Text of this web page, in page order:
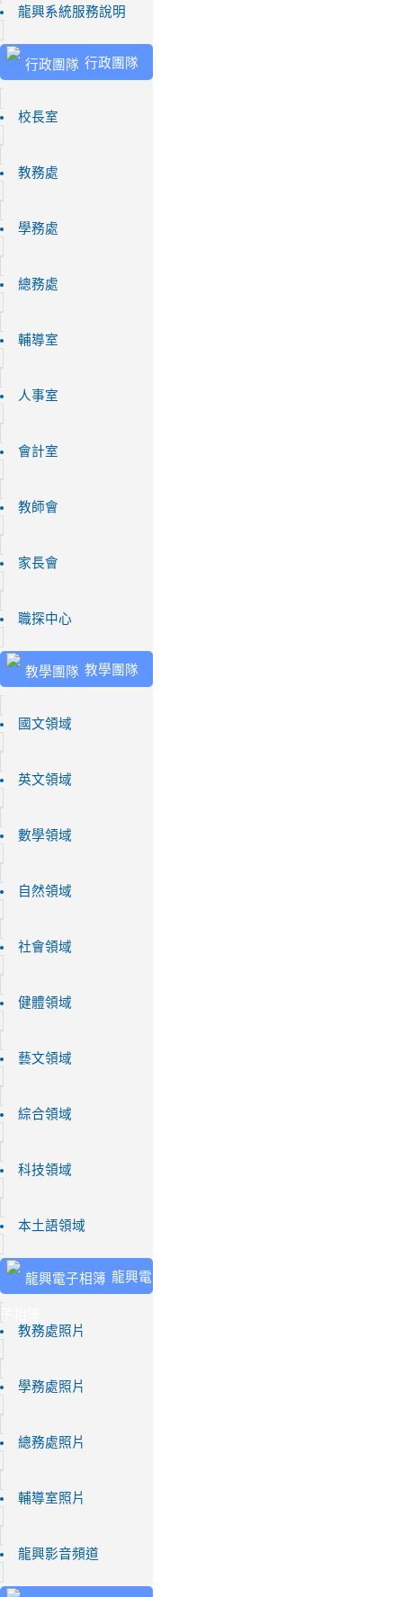
龍興系統服務說明
行政團隊
校長室
教務處
學務處
總務處
輔導室
人事室
會計室
教師會
家長會
職探中心
教學團隊
國文領域
英文領域
數學領域
自然領域
社會領域
健體領域
藝文領域
綜合領域
科技領域
本土語領域
龍興電
教務處照片
學務處照片
總務處照片
輔導室照片
龍興影音頻道